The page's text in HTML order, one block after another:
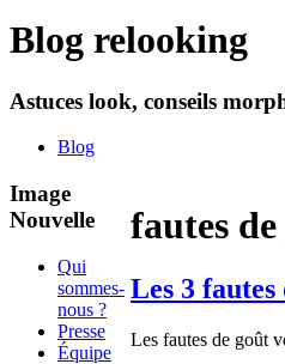
Blog relooking
Astuces look, conseils
Blog
fautes
Les 3
Les fautes de goût
Image
Nouvelle
Qui
sommes-
nous ?
Presse
Équipe